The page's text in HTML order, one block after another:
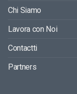
Chi Siamo
Lavora con Noi
Contactti
Partners